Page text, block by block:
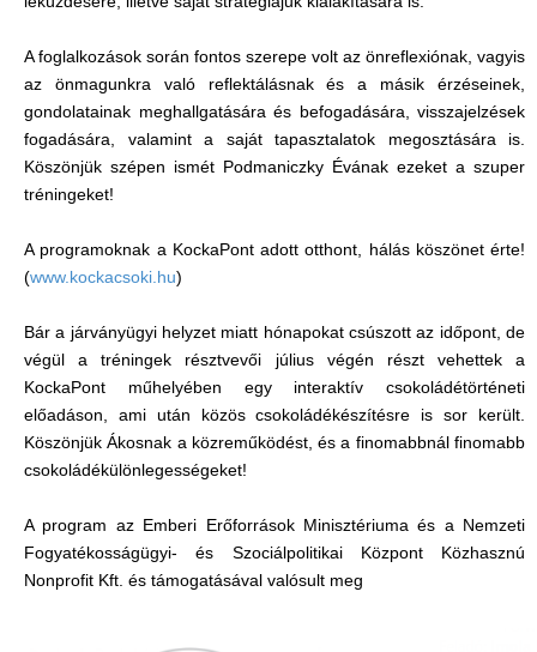
A foglalkozások során fontos szerepe volt az önreflexiónak, vagyis
az önmagunkra való reflektálásnak és a másik érzéseinek,
gondolatainak meghallgatására és befogadására, visszajelzések
fogadására, valamint a saját tapasztalatok megosztására is.
Köszönjük szépen ismét Podmaniczky Évának ezeket a szuper
tréningeket!
A programoknak a KockaPont adott otthont, hálás köszönet érte!
(www.kockacsoki.hu)
Bár a járványügyi helyzet miatt hónapokat csúszott az időpont, de
végül a tréningek résztvevői július végén részt vehettek a
KockaPont műhelyében egy interaktív csokoládétörténeti
előadáson, ami után közös csokoládékészítésre is sor került.
Köszönjük Ákosnak a közreműködést, és a finomabbnál finomabb
csokoládékülönlegességeket!
A program az Emberi Erőforrások Minisztériuma és a Nemzeti
Fogyatékosságügyi- és Szociálpolitikai Központ Közhasznú
Nonprofit Kft. és támogatásával valósult meg